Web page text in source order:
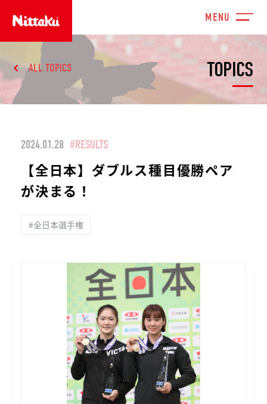
TOPICS
ALL TOPICS
2024.01.28 #RESULTS
【全日本】ダブルス種目優勝ペア
が決まる！
#全日本選手権